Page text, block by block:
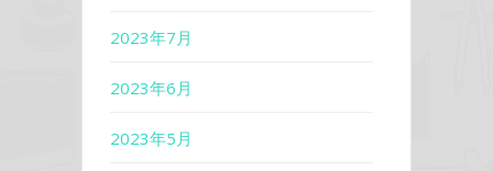
2023年7月
2023年6月
2023年5月